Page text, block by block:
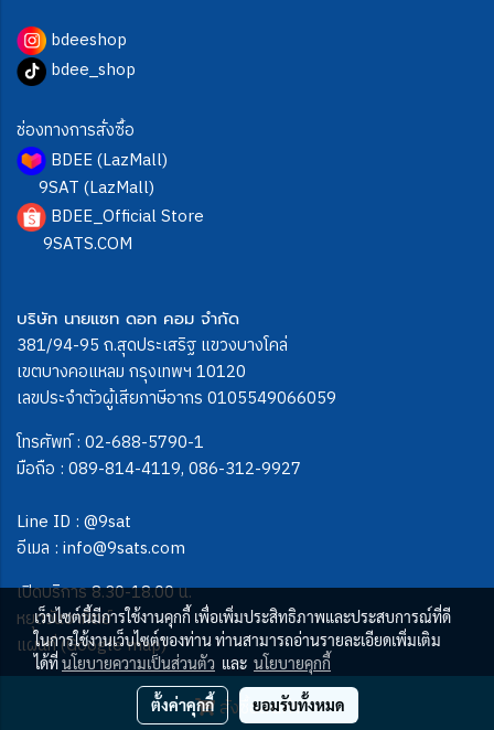
สั่งซื้อสินค้า
bdeeshop
bdee_shop
ช่องทางการสั่งซื้อ
BDEE (LazMall)
9SAT (LazMall)
BDEE_Official Store
9SATS.COM
บริษัท นายแซท ดอท คอม จำกัด
381/94-95 ถ.สุดประเสริฐ แขวงบางโคล่
เขตบางคอแหลม กรุงเทพฯ 10120
เลขประจำตัวผู้เสียภาษีอากร 0105549066059
โทรศัพท์ : 02-688-5790-1
มือถือ : 089-814-4119, 086-312-9927
Line ID : @9sat
อีเมล : info@9sats.com
เปิดบริการ 8.30-18.00 น.
หยุดวันอาทิตย์
แผนที่ (Google map)
ผู้เข้าชมวันนี้ 2,694
เว็บไซต์นี้มีการใช้งานคุกกี้ เพื่อเพิ่มประสิทธิภาพและประสบการณ์ที่ดี
ในการใช้งานเว็บไซต์ของท่าน ท่านสามารถอ่านรายละเอียดเพิ่มเติม
ได้ที่นโยบายความเป็นส่วนตัว และ นโยบายคุกกี้
ตั้งค่าคุกกี้ ยอมรับทั้งหมด